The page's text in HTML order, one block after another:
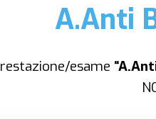
A.Anti
esame